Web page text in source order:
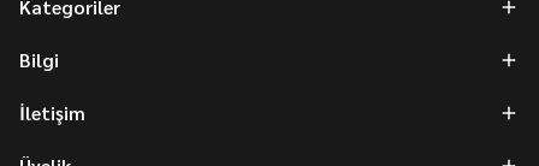
Kategoriler
Bilgi
İletişim